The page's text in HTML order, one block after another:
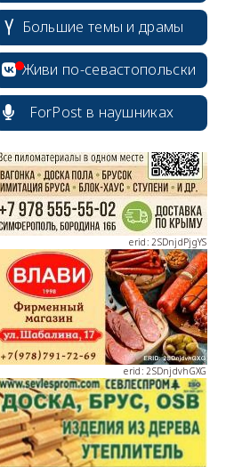
Большие темы и драмы
Живи по-севастопольски
ForPost в наушниках
erid: 2SDnjcrDNw6
erid: 2SDnjdPjgYS
erid: 2SDnjdvhGXG
erid: 2SDnjcLUypt